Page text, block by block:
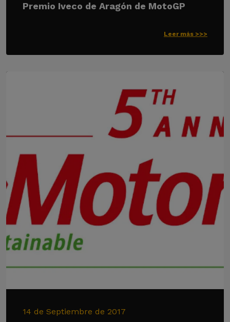
Premio Iveco de Aragón de MotoGP
Leer más >>>
14 de Septiembre de 2017